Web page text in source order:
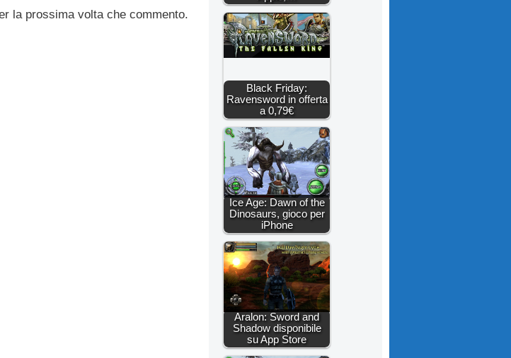
la prossima volta che commento.
Black Friday:
Ravensword in offerta
a 0,79€
Ice Age: Dawn of the
Dinosaurs, gioco per
iPhone
Aralon: Sword and
Shadow disponibile
su App Store